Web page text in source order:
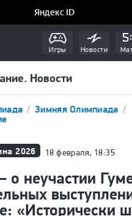
Игры Новости
Новости
Зимняя Олимпиада
2026 18 февраля, 18:35
неучастии
«Исторически